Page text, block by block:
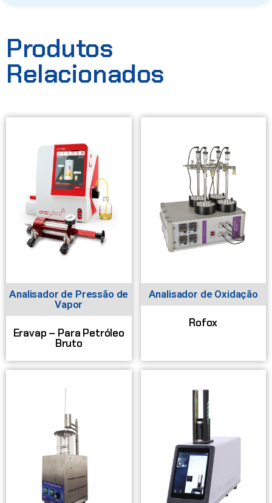
Produtos
Relacionados
Analisador de Pressão de
Vapor
Eravap – Para Petróleo
Bruto
Analisador de Oxidação
Rofox